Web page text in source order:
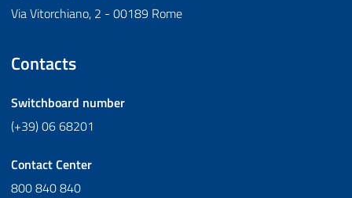
Via Vitorchiano, 2 - 00189 Rome
Contacts
Switchboard number
(+39) 06 68201
Contact Center
800 840 840